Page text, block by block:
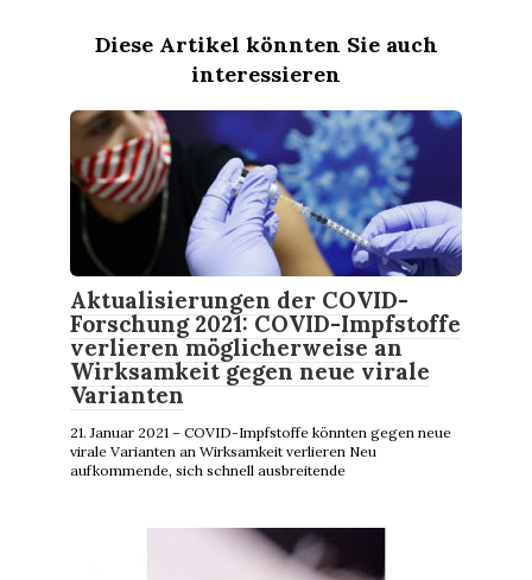
Diese Artikel könnten Sie auch
interessieren
Aktualisierungen der COVID-
Forschung 2021: COVID-Impfstoffe
verlieren möglicherweise an
Wirksamkeit gegen neue virale
Varianten
21. Januar 2021 – COVID-Impfstoffe könnten gegen neue
virale Varianten an Wirksamkeit verlieren Neu
aufkommende, sich schnell ausbreitende